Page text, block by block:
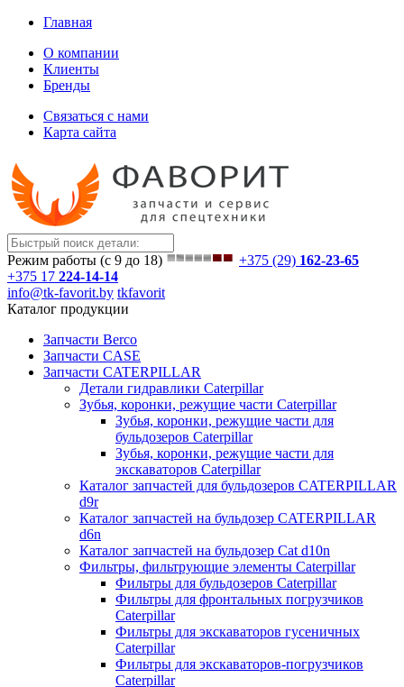
Главная
О компании
Клиенты
Бренды
Связаться с нами
Карта сайта
Режим работы (с 9 до 18) +375 (29) 162-23-65
+375 17 224-14-14
info@tk-favorit.by tkfavorit
Каталог продукции
Запчасти Berco
Запчасти CASE
Запчасти CATERPILLAR
Детали гидравлики Caterpillar
Зубья, коронки, режущие части Caterpillar
Зубья, коронки, режущие части для
бульдозеров Caterpillar
Зубья, коронки, режущие части для
экскаваторов Caterpillar
Каталог запчастей для бульдозеров CATERPILLAR
d9r
Каталог запчастей на бульдозер CATERPILLAR
d6n
Каталог запчастей на бульдозер Сat d10n
Фильтры, фильтрующие элементы Caterpillar
Фильтры для бульдозеров Caterpillar
Фильтры для фронтальных погрузчиков
Caterpillar
Фильтры для экскаваторов гусеничных
Caterpillar
Фильтры для экскаваторов-погрузчиков
Caterpillar